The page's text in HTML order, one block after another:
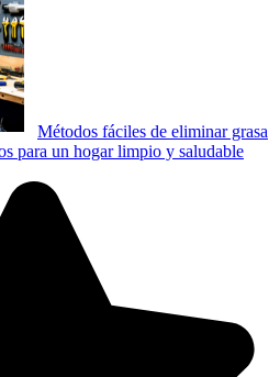
Métodos fáciles de eliminar grasa
para un hogar limpio y saludable